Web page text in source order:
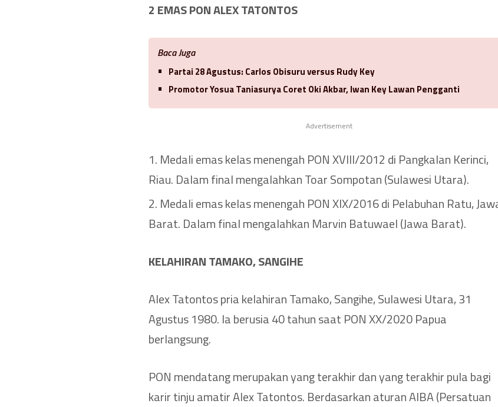
2 EMAS PON ALEX TATONTOS
Baca Juga
Partai 28 Agustus: Carlos Obisuru versus Rudy Key
Promotor Yosua Taniasurya Coret Oki Akbar, Iwan Key Lawan Pengganti
Advertisement
Medali emas kelas menengah PON XVIII/2012 di Pangkalan Kerinci,
Riau. Dalam final mengalahkan Toar Sompotan (Sulawesi Utara).
Medali emas kelas menengah PON XIX/2016 di Pelabuhan Ratu,
Barat. Dalam final mengalahkan Marvin Batuwael (Jawa Barat).
KELAHIRAN TAMAKO, SANGIHE
Alex Tatontos pria kelahiran Tamako, Sangihe, Sulawesi Utara, 31
Agustus 1980. Ia berusia 40 tahun saat PON XX/2020 Papua
berlangsung.
PON mendatang merupakan yang terakhir dan yang terakhir pula bagi
karir tinju amatir Alex Tatontos. Berdasarkan aturan AIBA (Persatuan